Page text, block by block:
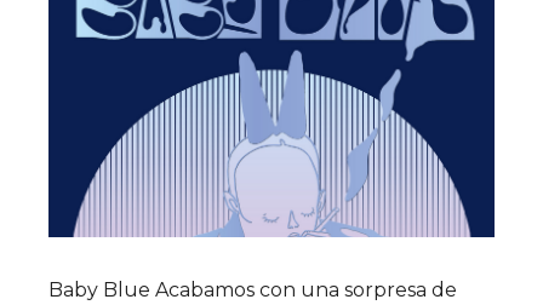
Baby Blue Acabamos con una sorpresa de